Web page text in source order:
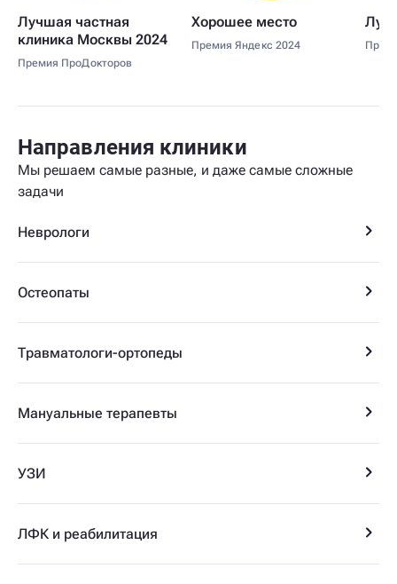
Лучшая частная
клиника Москвы 2024
Премия ПроДокторов
Хорошее место
Премия Яндекс 2024
Направления клиники
Мы решаем самые разные, и даже самые сложные
задачи
Неврологи
Остеопаты
Травматологи-ортопеды
Мануальные терапевты
УЗИ
ЛФК и реабилитация